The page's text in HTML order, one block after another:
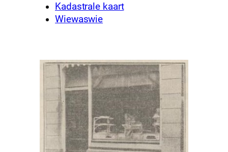
Kadastrale kaart
Wiewaswie